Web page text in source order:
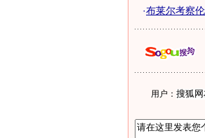
·布莱尔考察
用户：